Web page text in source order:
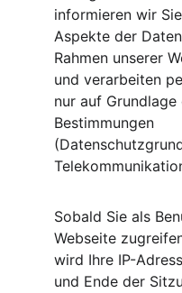
informieren wir
Aspekte der
Rahmen unserer
und verarbeiten
nur auf
Bestimmungen
Sobald Sie als
Webseite
wird Ihre IP-
und Ende der